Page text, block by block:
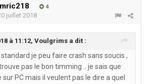
4
juillet 2018
à 11:12, Voulgrims a dit :
je peu faire crash sans soucis ,
pas le bon timming .. je sais que
PC mais il veulent pas le dire a quel